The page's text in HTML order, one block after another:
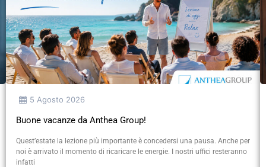
5 Agosto 2026
Buone vacanze da Anthea Group!
Quest’estate la lezione più importante è concedersi una pausa. Anche per
noi è arrivato il momento di ricaricare le energie. I nostri uffici resteranno
infatti